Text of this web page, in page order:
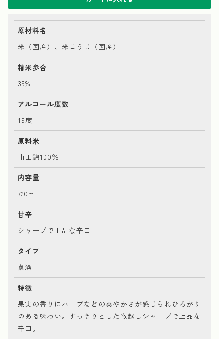
原材料名
米（国産）、米こうじ（国産）
精米歩合
35%
アルコール度数
16度
原料米
山田錦100％
内容量
720ml
甘辛
シャープで上品な辛口
タイプ
薫酒
特徴
果実の香りにハーブなどの爽やかさが感じられひろがり
のある味わい。すっきりとした喉越しシャープで上品な
辛口。